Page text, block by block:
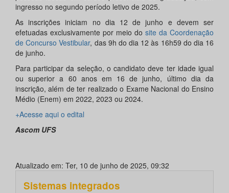
ingresso no segundo período letivo de 2025.
As inscrições iniciam no dia 12 de junho e devem ser
efetuadas exclusivamente por meio do site da Coordenação
de Concurso Vestibular, das 9h do dia 12 às 16h59 do dia 16
de junho.
Para participar da seleção, o candidato deve ter idade igual
ou superior a 60 anos em 16 de junho, último dia da
inscrição, além de ter realizado o Exame Nacional do Ensino
Médio (Enem) em 2022, 2023 ou 2024.
+Acesse aqui o edital
Ascom UFS
Atualizado em: Ter, 10 de junho de 2025, 09:32
Sistemas integrados